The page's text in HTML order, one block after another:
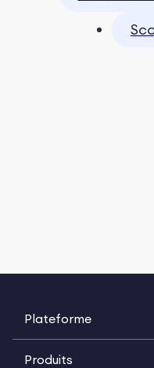
Plateforme
Produits